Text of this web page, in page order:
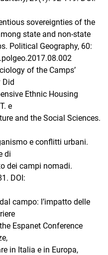
sovereignties of the
state and non-state
Political Geography, 60:
of the Camps’
Did
Ethnic Housing
e
and the Social Sciences.
e conflitti urbani.
di
dei campi nomadi.
DOI:
campo: l’impatto delle
Espanet Conference
in Italia e in Europa,